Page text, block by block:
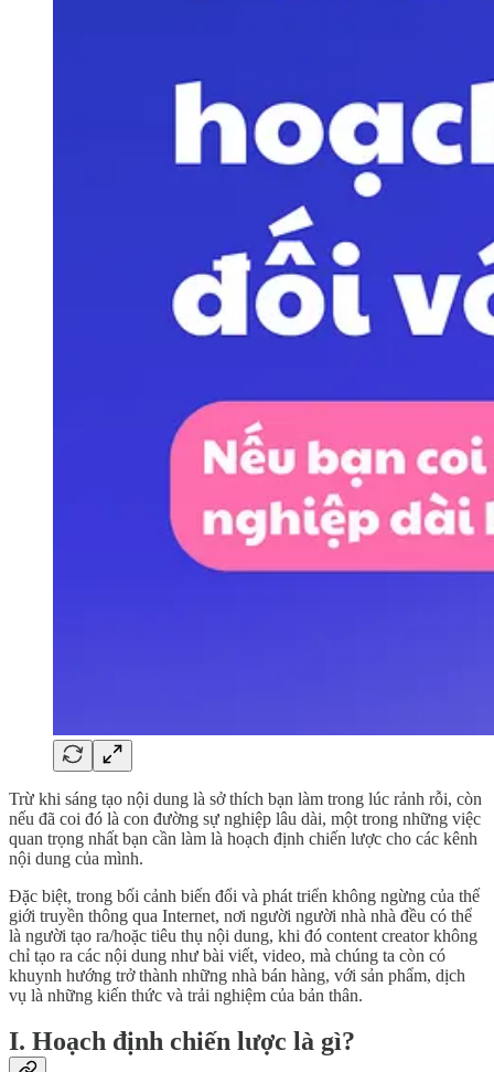
Trừ khi sáng tạo nội dung là sở thích bạn làm trong lúc rảnh rỗi, còn
nếu đã coi đó là con đường sự nghiệp lâu dài, một trong những việc
quan trọng nhất bạn cần làm là hoạch định chiến lược cho các kênh
nội dung của mình.
Đặc biệt, trong bối cảnh biến đổi và phát triển không ngừng của thế
giới truyền thông qua Internet, nơi người người nhà nhà đều có thể
là người tạo ra/hoặc tiêu thụ nội dung, khi đó content creator không
chỉ tạo ra các nội dung như bài viết, video, mà chúng ta còn có
khuynh hướng trở thành những nhà bán hàng, với sản phẩm, dịch
vụ là những kiến thức và trải nghiệm của bản thân.
I. Hoạch định chiến lược là gì?